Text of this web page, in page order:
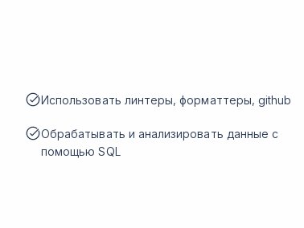
Использовать линтеры, форматтеры, github
Обрабатывать и анализировать данные с
помощью SQL